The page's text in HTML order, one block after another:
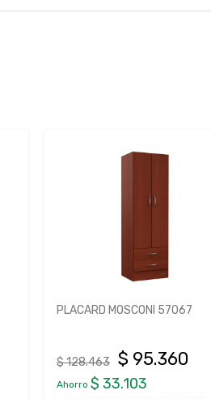
PLACARD MOSCONI 57067
$ 128.463 $ 95.360
Ahorro $ 33.103